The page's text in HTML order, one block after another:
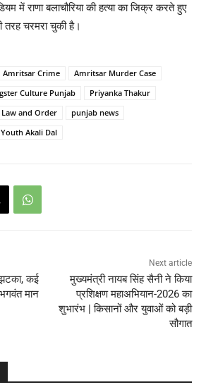
में राणा बलाचौरिया की हत्या का जिक्र करते हुए
तरह चरमरा चुकी है।
Amritsar Crime
Amritsar Murder Case
Culture Punjab
Priyanka Thakur
and Order
punjab news
Youth Akali Dal
कई
मान
Next article
मुख्यमंत्री नायब सिंह सैनी ने किया
प्रशिक्षण महाअभियान-2026 का
शुभारंभ | किसानों और युवाओं को बड़ी
सौगात